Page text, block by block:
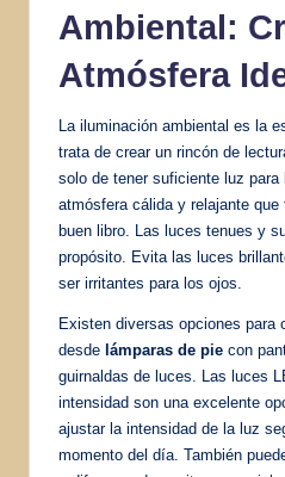
Ambiental:
Atmósfera
La iluminación ambiental es la
trata de crear un rincón de
solo de tener suficiente luz
atmósfera cálida y relajante
buen libro. Las luces tenues y
propósito. Evita las luces
ser irritantes para los ojos.
Existen diversas opciones para
desde lámparas de pie con
guirnaldas de luces. Las luces
intensidad son una excelente
ajustar la intensidad de la luz
momento del día. También